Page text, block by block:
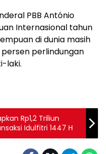
PBB António
Internasional tahun
di dunia masih
perlindungan
laki.
Rp1,2 Triliun
Idulfitri 1447 H